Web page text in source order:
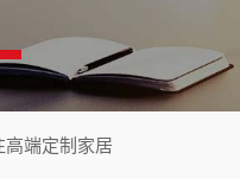
高端定制家居